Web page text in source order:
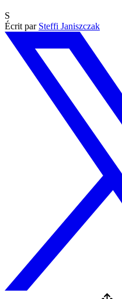
S
Écrit par Steffi Janiszczak